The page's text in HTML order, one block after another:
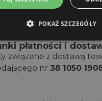
nie być dostępne w
konserwację sprzętu i
płatności i
związane z dostawą
nr 38 1050
POKAŻ SZCZEGÓŁY